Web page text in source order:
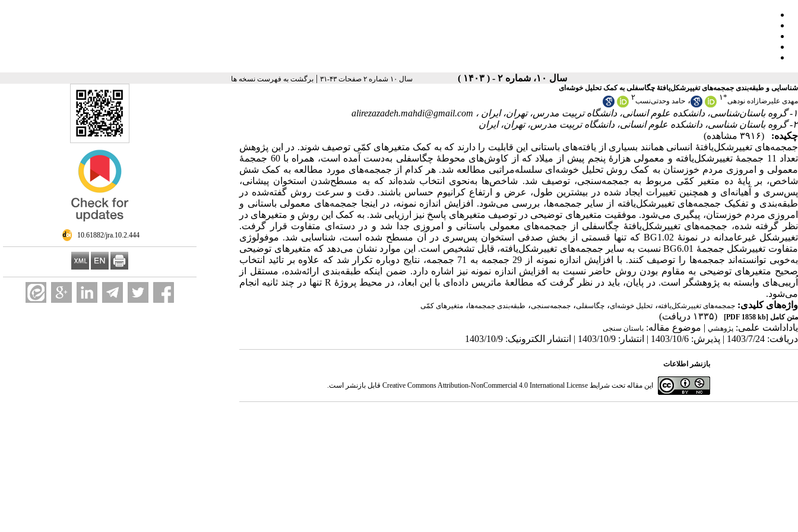
سال ۱۰، شماره ۲ - ( ۱۴۰۳ ) سال ۱۰ شماره ۲ صفحات ۴۳-۳۱ | برگشت به فهرست نسخه ها
‎ 10.61882/jra.10.2.444
شناسایی و طبقه‌بندی جمجمه‌های تغییرشکل‌یافتۀ چگاسفلی به کمک تحلیل خوشه‌ای
مهدی علیرضازاده نودهی*۱ ، حامد وحدتی‌نسب۲
۱- گروه باستان‌شناسی، دانشکده علوم انسانی، دانشگاه تربیت مدرس، تهران، ایران ،
alirezazadeh.mahdi@gmail.com
۲- گروه باستان شناسی، دانشکده علوم انسانی، دانشگاه تربیت مدرس، تهران، ایران
چکیده:
(۳۹۱۶ مشاهده)
جمجمه‌های تغییرشکل‌یافتۀ انسانی همانند بسیاری از یافته‌های باستانی این قابلیت را دارند که به کمک متغیرهای کمّی توصیف شوند. در این پژوهش
تعداد 11 جمجمۀ تغییرشکل‌یافته و معمولی هزارۀ پنجم پیش از میلاد که از کاوش‌های محوطۀ چگاسفلی به‌دست آمده است، همراه با 60 جمجمۀ
معمولی و امروزی مردم خوزستان به کمک روش تحلیل خوشه‌ای سلسله‌مراتبی مطالعه شد. هر کدام از جمجمه‌های مورد مطالعه به کمک شش
شاخص، بر پایۀ ده متغیر کمّی مربوط به جمجمه‌سنجی، توصیف شد. شاخص‌ها به‌نحوی انتخاب شده‌اند که به مسطح‌شدن استخوان پیشانی،
پس‌سری و آهیانه‌ای و همچنین تغییرات ایجاد شده در بیشترین طول، عرض و ارتفاع کرانیوم حساس باشند. دقت و سرعت روش گفته‌شده در
طبقه‌بندی و تفکیک جمجمه‌های تغییرشکل‌یافته از سایر جمجمه‌ها، بررسی می‌شود. افزایش اندازه نمونه، در اینجا جمجمه‌های معمولی باستانی و
امروزی مردم خوزستان، پیگیری می‌شود. موفقیت متغیرهای توضیحی در توصیف متغیرهای پاسخ نیز ارزیابی شد. به کمک این روش و متغیرهای در
نظر گرفته شده، جمجمه‌های تغییرشکل‌یافتۀ چگاسفلی از جمجمه‌های معمولی باستانی و امروزی جدا شد و در دسته‌ای متفاوت قرار گرفت.
تغییرشکل غیرعامدانه در نمونۀ BG1.02 که تنها قسمتی از بخش صدفی استخوان پس‌سری در آن مسطح شده‌ است، شناسایی شد. موفولوژی
متفاوت تغییرشکل جمجمۀ BG6.01 نسبت به سایر جمجمه‌های تغییرشکل‌یافته، قابل تشخیص است. این موارد نشان می‌دهد که متغیرهای توضیحی
به‌خوبی توانسته‌اند جمجمه‌ها را توصیف کنند. با افزایش اندازه نمونه از 29 جمجمه به 71 جمجمه، نتایج دوباره تکرار شد که علاوه بر تائید انتخاب
صحیح متغیرهای توضیحی به مقاوم بودن روش حاضر نسبت به افزایش اندازه نمونه نیز اشاره دارد. ضمن اینکه طبقه‌بندی ارائه‌شده، مستقل از
اُریبی‌های وابسته به پژوهشگر است. در پایان، باید در نظر گرفت که مطالعۀ ماتریس داده‌ای با این ابعاد، در محیط پروژۀ R تنها در چند ثانیه انجام
می‌شود.
واژه‌های کلیدی: جمجمه‌های تغییرشکل‌یافته، تحلیل خوشه‌ای، چگاسفلی، جمجمه‌سنجی، طبقه‌بندی جمجمه‌ها، متغیرهای کمّی
متن کامل [PDF 1858 kb]
(۱۳۳۵ دریافت)
یاداداشت علمی: پژوهشي | موضوع مقاله: باستان سنجی
دریافت: 1403/7/24 | پذیرش: 1403/10/6 | انتشار: 1403/10/9 | انتشار الکترونیک: 1403/10/9
بازنشر اطلاعات
این مقاله تحت شرایط Creative Commons Attribution-NonCommercial 4.0 International Licenseقابل بازنشر است.